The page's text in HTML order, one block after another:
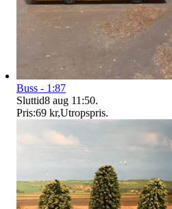
Buss - 1:87
Sluttid8 aug 11:50.
Pris:69 kr,Utropspris.